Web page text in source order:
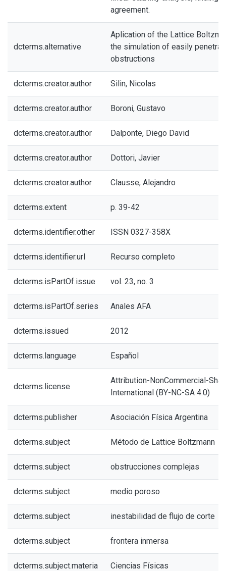
agreement.
dcterms.alternative
Aplication of the Lattice
the simulation of easily
obstructions
dcterms.creator.author Silin, Nicolas
dcterms.creator.author Boroni, Gustavo
dcterms.creator.author Dalponte, Diego David
dcterms.creator.author Dottori, Javier
dcterms.creator.author Clausse, Alejandro
dcterms.extent p. 39-42
dcterms.identifier.other ISSN 0327-358X
dcterms.identifier.url Recurso completo
dcterms.isPartOf.issue vol. 23, no. 3
dcterms.isPartOf.series Anales AFA
dcterms.issued 2012
dcterms.language Español
dcterms.license
Attribution-NonCommercial-
International (BY-NC-SA 4.0)
dcterms.publisher Asociación Física Argentina
dcterms.subject Método de Lattice Boltzmann
dcterms.subject obstrucciones complejas
dcterms.subject medio poroso
dcterms.subject inestabilidad de flujo de corte
dcterms.subject frontera inmersa
dcterms.subject.materia Ciencias Físicas